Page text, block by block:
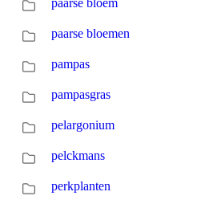
paarse bloemen
pampas
pampasgras
pelargonium
pelckmans
perkplanten